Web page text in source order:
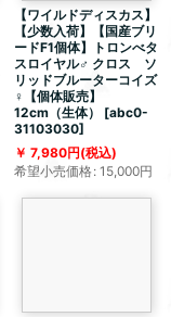
【ワイルドディスカス】
【少数入荷】【国産ブリ
ードF1個体】トロンべタ
スロイヤル♂ クロス ソ
リッドブルーターコイズ
♀【個体販売】
12cm（生体）
[abc0-
31103030]
7,980円(税込)
希望小売価格: 15,000円